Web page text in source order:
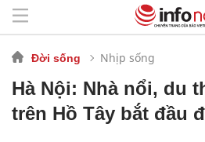
Đời sống Nhịp sống
Hà Nội: Nhà nổi, du
trên Hồ Tây bắt đầu